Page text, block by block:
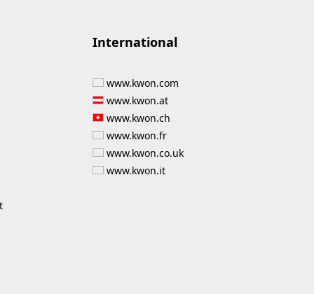
International
www.kwon.com
www.kwon.at
www.kwon.ch
www.kwon.fr
www.kwon.co.uk
www.kwon.it